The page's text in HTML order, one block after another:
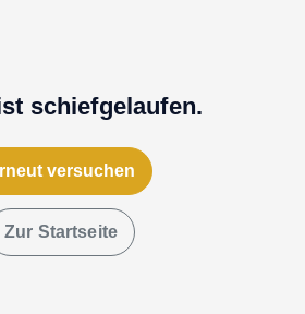
schiefgelaufen.
versuchen
Zur Startseite